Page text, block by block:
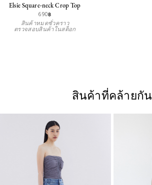
Elsie Square-neck Crop Top
690฿
สินค้าหมดชั่วคราว
ตรวจสอบสินค้าในสต็อก
สินค้าที่คล้ายกัน